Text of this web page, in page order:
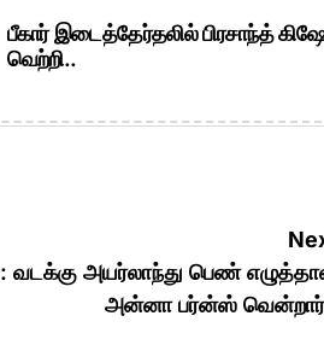
பீகார் இடைத்தேர்தலில் பிரசாந்த்
வெற்றி..
: வடக்கு அயர்லாந்து பெண்
அன்னா பர்ன்ஸ்